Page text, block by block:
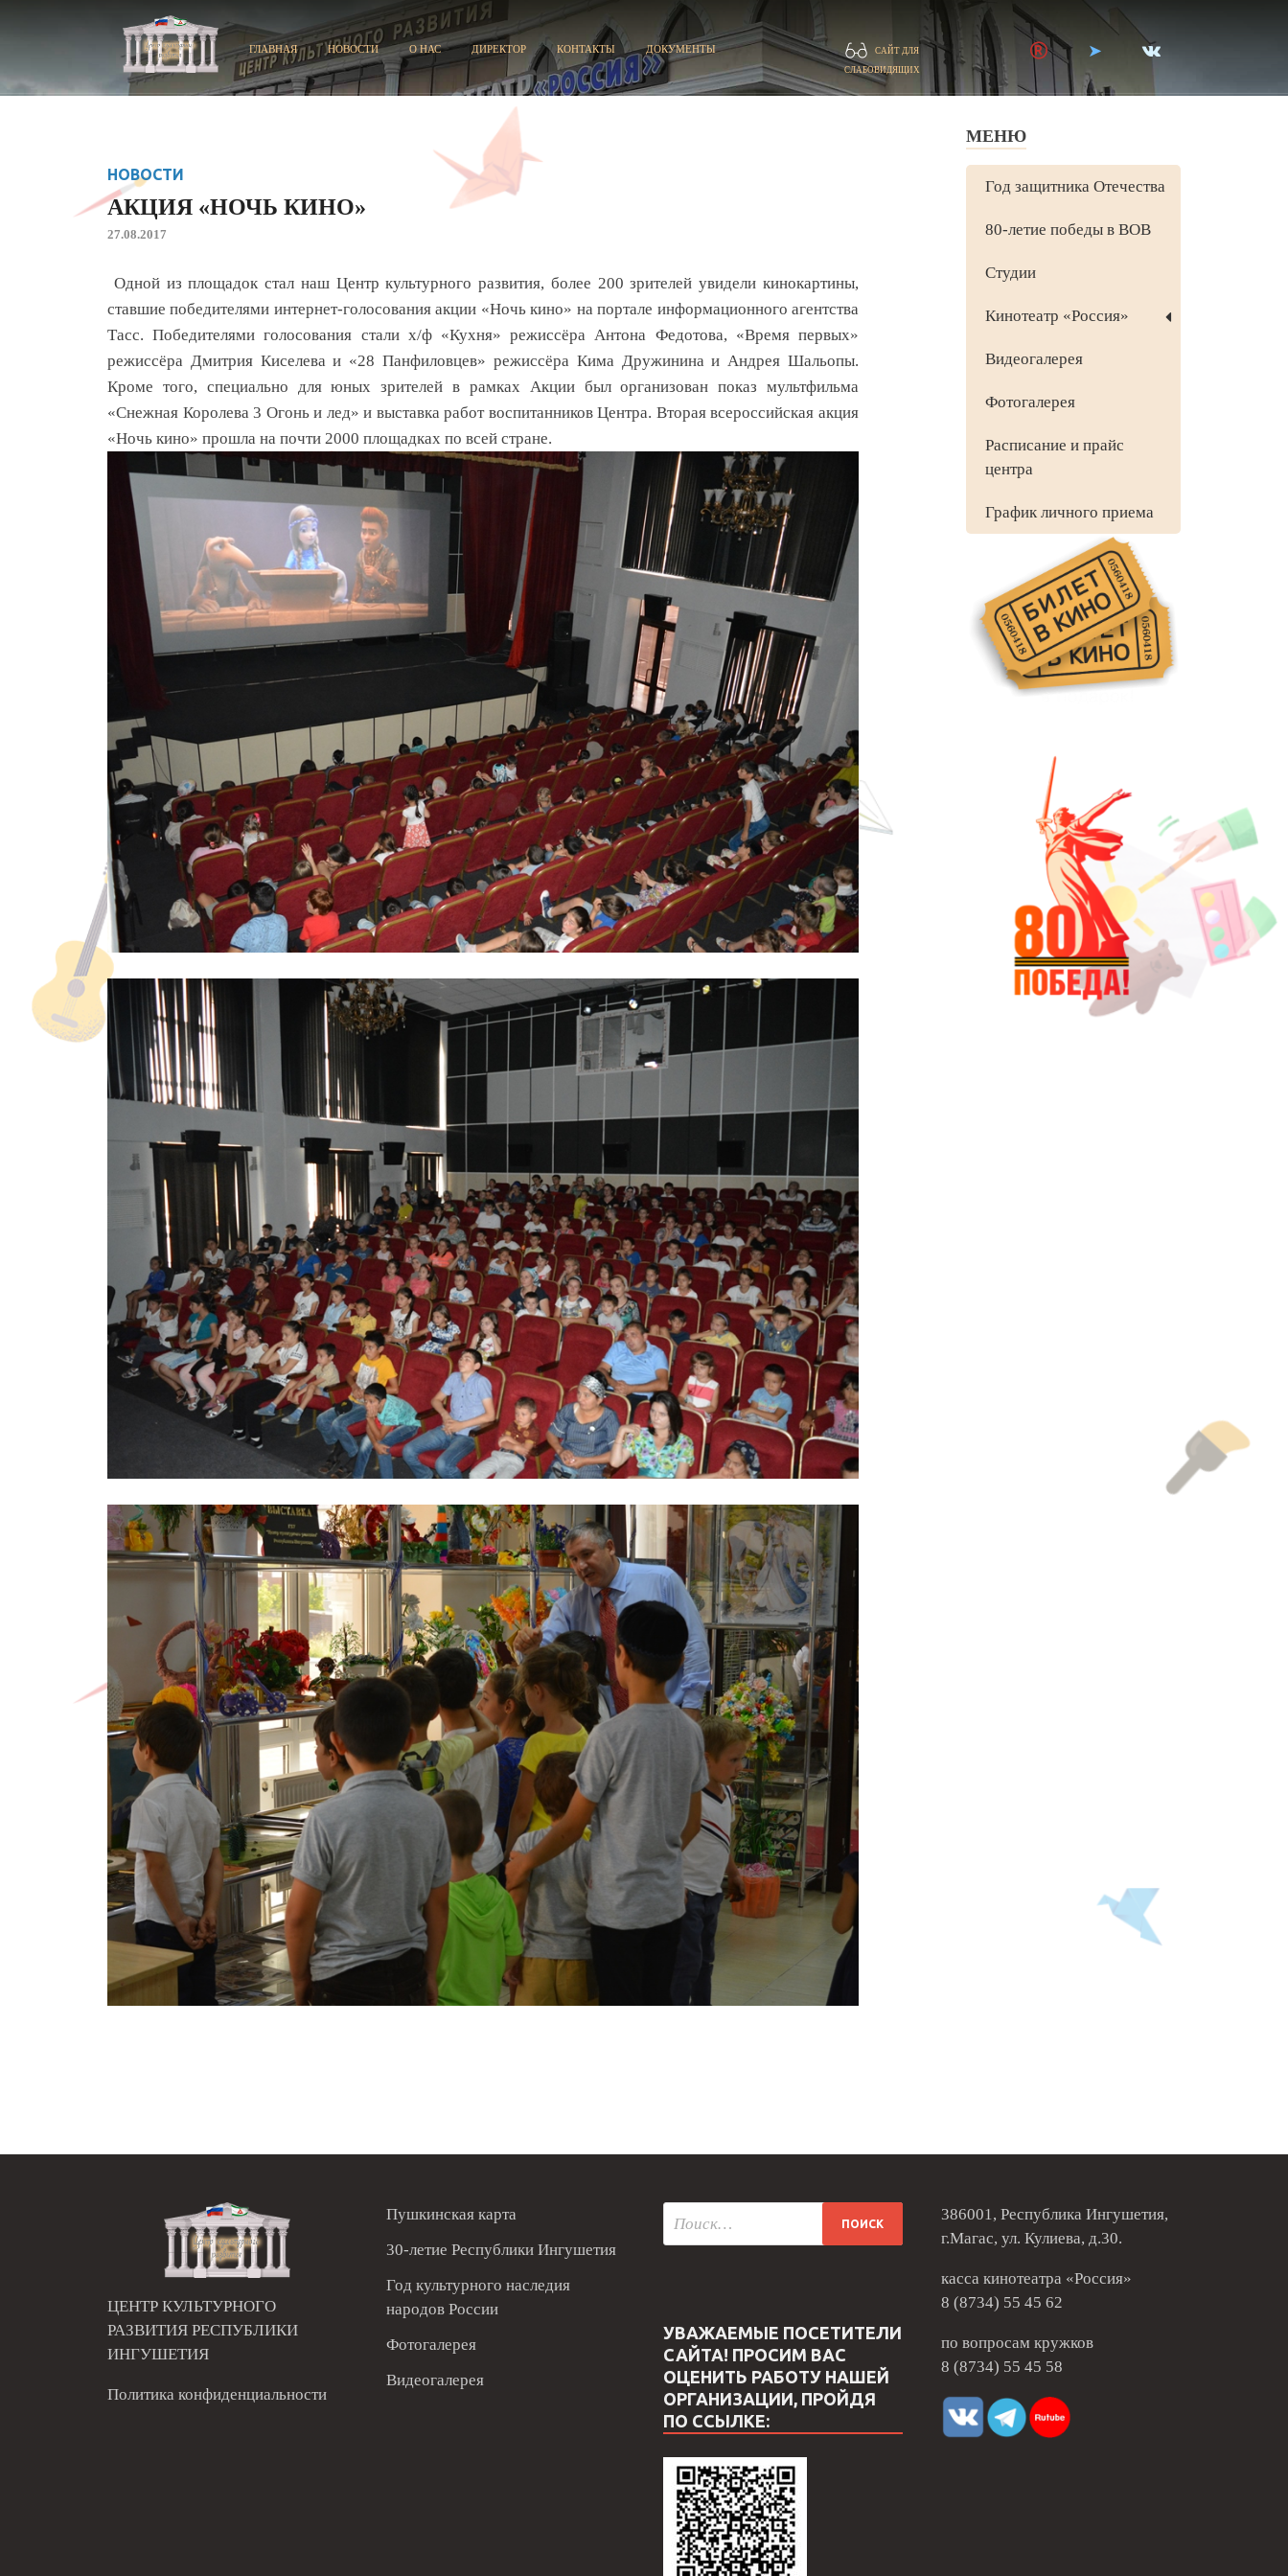
САЙТ ДЛЯ
СЛАБОВИДЯЩИХ
ГЛАВНАЯ НОВОСТИ О НАС ДИРЕКТОР КОНТАКТЫ ДОКУМЕНТЫ
НОВОСТИ
АКЦИЯ «НОЧЬ КИНО»
27.08.2017
Одной из площадок стал наш Центр культурного развития, более 200 зрителей увидели кинокартины,
ставшие победителями интернет-голосования акции «Ночь кино» на портале информационного агентства
Тасс. Победителями голосования стали х/ф «Кухня» режиссёра Антона Федотова, «Время первых»
режиссёра Дмитрия Киселева и «28 Панфиловцев» режиссёра Кима Дружинина и Андрея Шальопы.
Кроме того, специально для юных зрителей в рамках Акции был организован показ мультфильма
«Снежная Королева 3 Огонь и лед» и выставка работ воспитанников Центра. Вторая всероссийская акция
«Ночь кино» прошла на почти 2000 площадках по всей стране.
МЕНЮ
Год защитника Отечества
80-летие победы в ВОВ
Студии
Кинотеатр «Россия»
Видеогалерея
Фотогалерея
Расписание и прайс
центра
График личного приема
ЦЕНТР КУЛЬТУРНОГО
РАЗВИТИЯ РЕСПУБЛИКИ
ИНГУШЕТИЯ
Политика конфиденциальности
Пушкинская карта
30-летие Республики Ингушетия
Год культурного наследия
народов России
Фотогалерея
Видеогалерея
УВАЖАЕМЫЕ ПОСЕТИТЕЛИ
САЙТА! ПРОСИМ ВАС
ОЦЕНИТЬ РАБОТУ НАШЕЙ
ОРГАНИЗАЦИИ, ПРОЙДЯ
ПО ССЫЛКЕ:
386001, Республика Ингушетия,
г.Магас, ул. Кулиева, д.30.
касса кинотеатра «Россия»
8 (8734) 55 45 62
по вопросам кружков
8 (8734) 55 45 58